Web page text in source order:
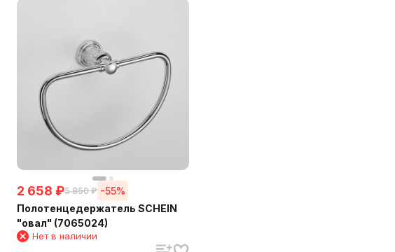
2 658 ₽5 850 ₽ -55%
Полотенцедержатель SCHEIN
"овал" (7065024)
Нет в наличии